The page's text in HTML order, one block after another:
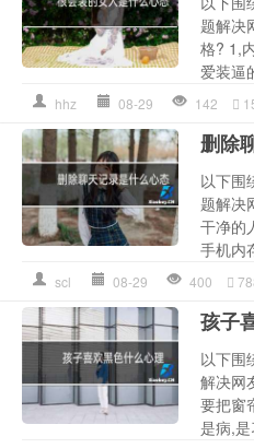
题解决
格? 1,
爱装逼
hhz 08-29 142
删除
以下围
题解决
干净的
手机内
scl 08-29 400
孩子
以下围
解决网
要把窗
是病,